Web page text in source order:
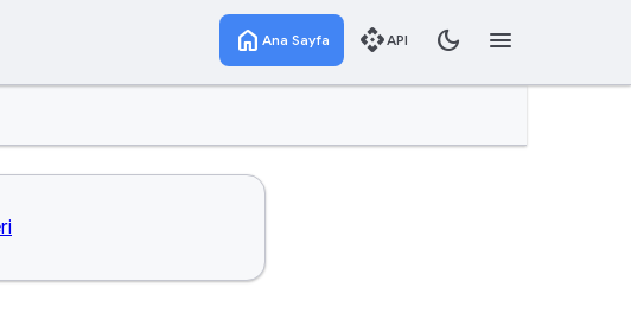
home Ana Sayfa apiAPI dark_mode menu